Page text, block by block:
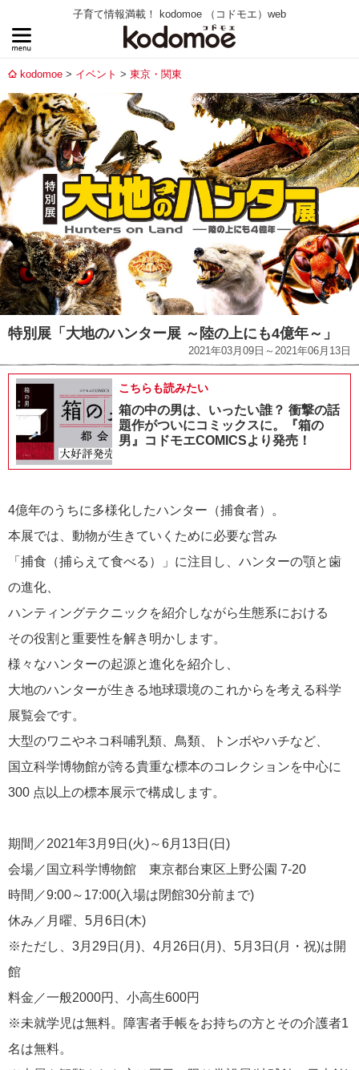
子育て情報満載！ kodomoe （コドモエ）web
kodomoe イベント 東京・関東
特別展「大地のハンター展 ～陸の上にも4億年～」
2021年03月09日～2021年06月13日
こちらも読みたい
箱の中の男は、いったい誰？ 衝撃の話
題作がついにコミックスに。『箱の
男』コドモエCOMICSより発売！
4億年のうちに多様化したハンター（捕食者）。
本展では、動物が生きていくために必要な営み
「捕食（捕らえて食べる）」に注目し、ハンターの顎と歯
の進化、
ハンティングテクニックを紹介しながら生態系における
その役割と重要性を解き明かします。
様々なハンターの起源と進化を紹介し、
大地のハンターが生きる地球環境のこれからを考える科学
展覧会です。
大型のワニやネコ科哺乳類、鳥類、トンボやハチなど、
国立科学博物館が誇る貴重な標本のコレクションを中心に
300 点以上の標本展示で構成します。
期間／2021年3月9日(火)～6月13日(日)
会場／国立科学博物館 東京都台東区上野公園 7-20
時間／9:00～17:00(入場は閉館30分前まで)
休み／月曜、5月6日(木)
※ただし、3月29日(月)、4月26日(月)、5月3日(月・祝)は開
館
料金／一般2000円、小高生600円
※未就学児は無料。障害者手帳をお持ちの方とその介護者1
名は無料。